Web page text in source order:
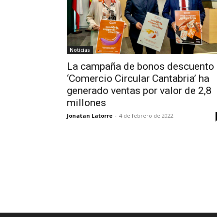
Noticias
La campaña de bonos descuento
‘Comercio Circular Cantabria’ ha
generado ventas por valor de 2,8
millones
Jonatan Latorre - 4 de febrero de 2022